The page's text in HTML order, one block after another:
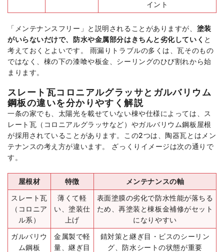
イント
「メンテナンスフリー」と説明されることがありますが、 塗装
がいらないだけで、防水や金属部分はきちんと劣化していく と
考えておくとよいです。 雨漏りトラブルの多くは、瓦そのもの
ではなく、棟の下の漆喰や板金、シーリングのひび割れから始
まります。
スレート瓦コロニアルグラッサとガルバリウム
鋼板の違いを分かりやすく解説
一条の家でも、太陽光を載せていない棟や仕様によっては、ス
レート瓦（コロニアルグラッサなど）やガルバリウム鋼板屋根
が採用されていることがあります。この2つは、陶器瓦とはメン
テナンスの考え方が違います。 ざっくりイメージは次の通りで
す。
屋根材 特徴
メンテナンスの軸
スレート瓦
（コロニア
ル系）
薄くて軽
い、塗装仕
上げ
表面塗膜の劣化で防水性能が落ちる
ため、再塗装と棟板金補修がセット
になりやすい
ガルバリウ
ム鋼板
金属製で軽
量、継ぎ目
錆対策と継ぎ目・ビスのシーリン
グ、防水シートの状態が重要